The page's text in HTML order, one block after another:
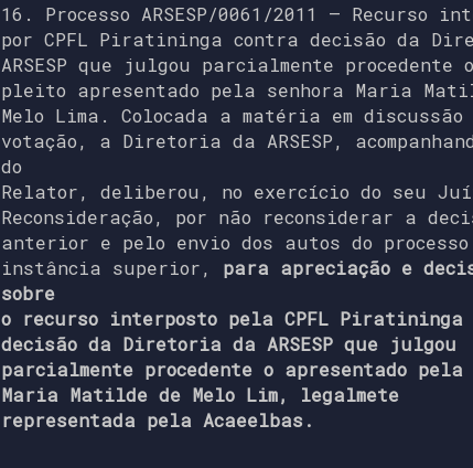
16. Processo ARSESP/0061/2011 – Recurso
por CPFL Piratininga contra decisão da
ARSESP que julgou parcialmente procedente o
pleito apresentado pela senhora Maria
Melo Lima. Colocada a matéria em discussão
votação, a Diretoria da ARSESP,
do
Relator, deliberou, no exercício do seu
Reconsideração, por não reconsiderar a
anterior e pelo envio dos autos do
instância superior,
para apreciação e
sobre
o recurso interposto pela CPFL Piratininga
decisão da Diretoria da ARSESP que julgou
parcialmente procedente o apresentado pela
Maria Matilde de Melo Lim, legalmete
representada pela Acaeelbas.